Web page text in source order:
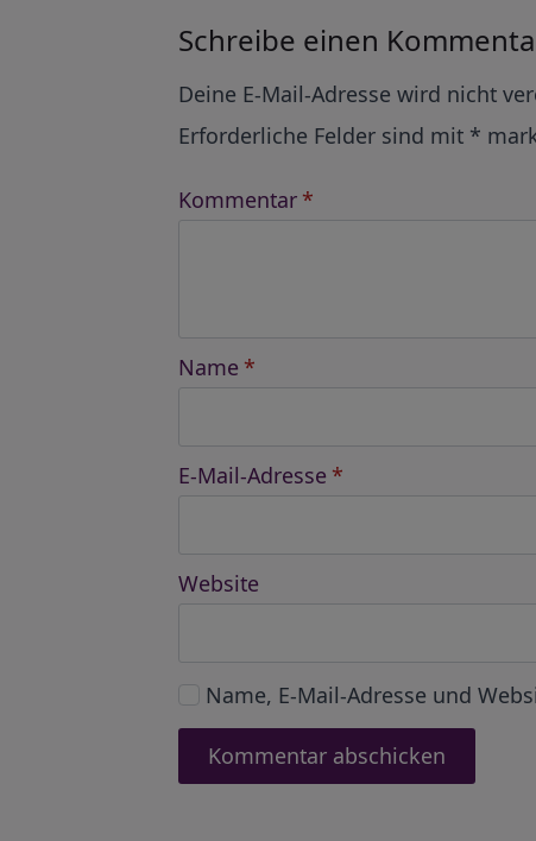
Schreibe einen
Deine E-Mail-Adresse wird nicht
Erforderliche Felder sind mit *
Kommentar *
Name *
E-Mail-Adresse *
Website
Name, E-Mail-Adresse und